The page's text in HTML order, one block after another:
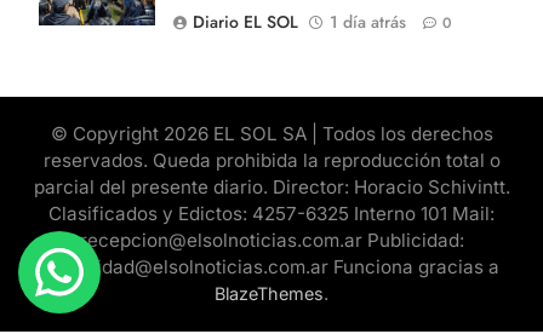
Diario EL SOL
1 día atrás 0
© Copyright 2026 EL SOL SA | Todos los derechos
reservados. Queda prohibida la reproducción total o
parcial del presente diario. Director: Horacio Schivintt.
Clasificados y Edictos: 4257-6325 Interno 101 Mail:
recepcion@elsolnoticias.com.ar Publicidad:
publicidad@elsolnoticias.com.ar Funciona gracias a
BlazeThemes.